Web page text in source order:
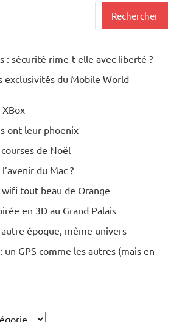
Rechercher
: sécurité rime-t-elle avec liberté ?
exclusivités du Mobile World
XBox
ont leur phoenix
courses de Noël
du Mac ?
tout beau de Orange
en 3D au Grand Palais
époque, même univers
un GPS comme les autres (mais en